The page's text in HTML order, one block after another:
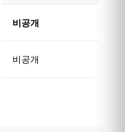
비공개
비공개